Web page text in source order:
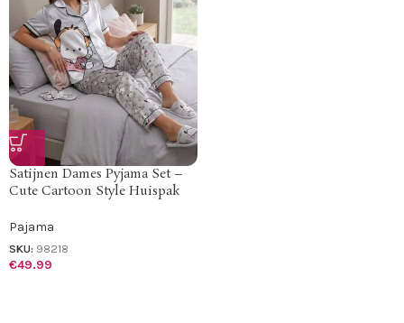
Satijnen Dames Pyjama Set –
Cute Cartoon Style Huispak
Pajama
SKU: 98218
€49.99